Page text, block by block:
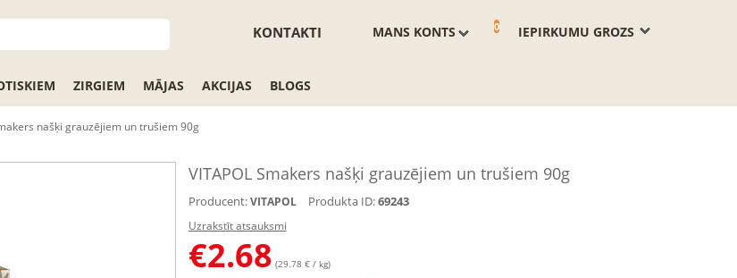
IEPIRKUMU GROZS
0
MANS KONTS
KONTAKTI
ZIRGIEM MĀJAS AKCIJAS BLOGS
našķi grauzējiem un trušiem 90g
VITAPOL Smakers našķi grauzējiem un trušiem 90g
Producent: VITAPOL Produkta ID:69243
Uzrakstīt atsauksmi
€2.68 (29.78 € / kg)